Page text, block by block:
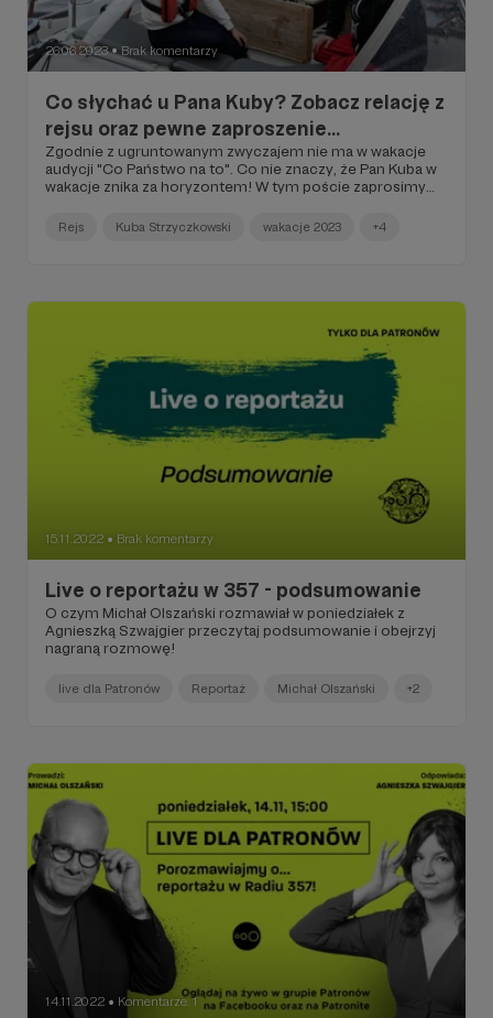
26.06.2023 ● Brak komentarzy
Co słychać u Pana Kuby? Zobacz relację z
rejsu oraz pewne zaproszenie…
Zgodnie z ugruntowanym zwyczajem nie ma w wakacje
audycji "Co Państwo na to". Co nie znaczy, że Pan Kuba w
wakacje znika za horyzontem! W tym poście zaprosimy
niedaleko Rewala, a także podsumujemy rejs, który odbył
się na Zatoce Gdańskiej w połowie czerwca. Zapraszamy
Rejs Kuba Strzyczkowski wakacje 2023 +4
15.11.2022 ● Brak komentarzy
Live o reportażu w 357 - podsumowanie
O czym Michał Olszański rozmawiał w poniedziałek z
Agnieszką Szwajgier przeczytaj podsumowanie i obejrzyj
nagraną rozmowę!
live dla Patronów Reportaż Michał Olszański +2
14.11.2022 ● Komentarze: 1